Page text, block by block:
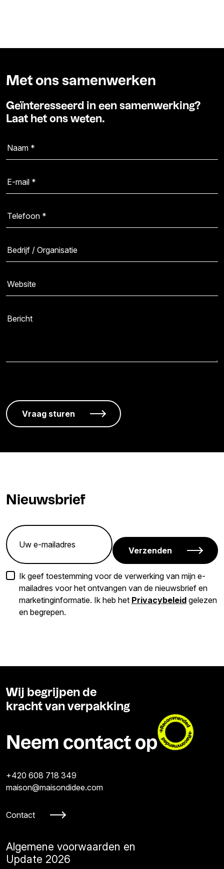
Met ons samenwerken
Geïnteresseerd in een samenwerking?
Laat het ons weten.
Nieuwsbrief
Verzenden
Ik geef toestemming voor de verwerking van mijn e-
mailadres voor het ontvangen van de nieuwsbrief en
marketinginformatie. Ik heb het Privacybeleid gelezen
en begrepen.
Wij begrijpen de
kracht van verpakking
Neem contact op
+420 608 718 349
maison@maisondidee.com
Contact
Algemene voorwaarden en
Update 2026